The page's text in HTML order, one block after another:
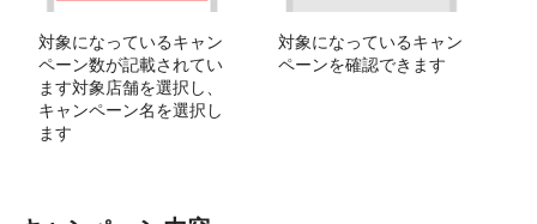
対象になっているキャン
ペーン数が記載されてい
ます対象店舗を選択し、
キャンペーン名を選択し
ます
対象になっているキャン
ペーンを確認できます